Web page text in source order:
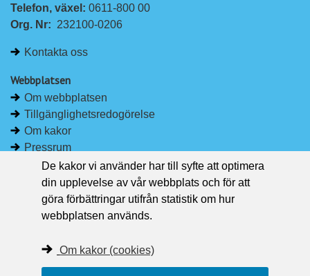
Telefon, växel: 0611-800 00
Org. Nr: 232100-0206
Kontakta oss
Webbplatsen
Om webbplatsen
Tillgänglighetsredogörelse
Om kakor
Pressrum
Håll dig uppdaterad
Följ Region Västernorrland på Facebook
Region Västernorrland i sociala medier
De kakor vi använder har till syfte att optimera
din upplevelse av vår webbplats och för att
göra förbättringar utifrån statistik om hur
webbplatsen används.
Om kakor (cookies)